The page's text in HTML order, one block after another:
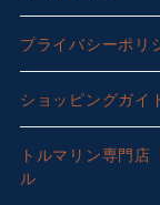
プライバシーポリ
ショッピングガイ
トルマリン専門
ル